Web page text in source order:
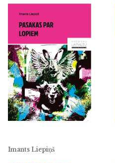
Imants Liepiņš